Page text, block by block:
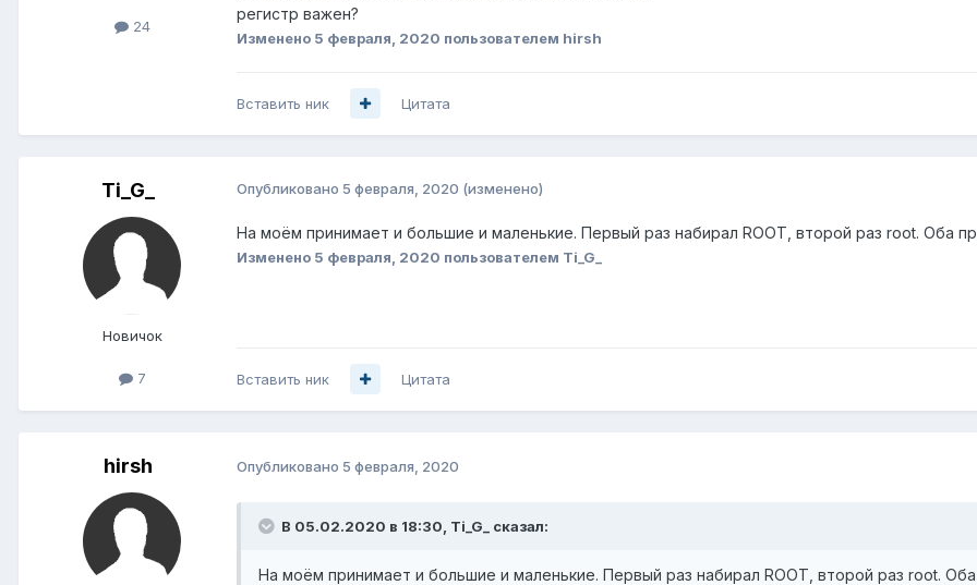
24
регистр важен?
Изменено 5 февраля, 2020 пользователем hirsh
Вставить ник Цитата
Ti_G_
Новичок
7
Опубликовано 5 февраля, 2020 (изменено)
На моём принимает и большие и маленькие. Первый раз набирал ROOT, второй раз root. Оба
Изменено 5 февраля, 2020 пользователем Ti_G_
Вставить ник Цитата
hirsh Опубликовано 5 февраля, 2020
В 05.02.2020 в 18:30, Ti_G_ сказал:
На моём принимает и большие и маленькие. Первый раз набирал ROOT, второй раз root.